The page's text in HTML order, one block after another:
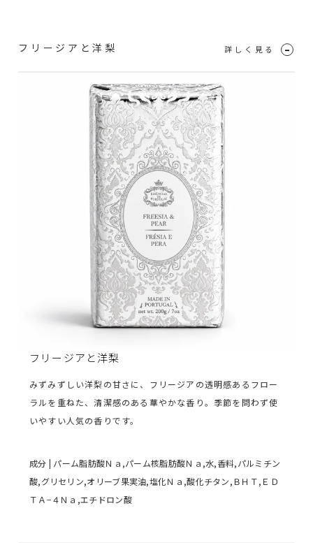
フリージアと洋梨
フリージアと洋梨
みずみずしい洋梨の甘さに、フリージアの透明感あるフロー
ラルを重ねた、清潔感のある華やかな香り。季節を問わず使
いやすい人気の香りです。
成分 | パーム脂肪酸Ｎａ,パーム核脂肪酸Ｎａ,水,香料,パルミチン
酸,グリセリン,オリーブ果実油,塩化Ｎａ,酸化チタン,ＢＨＴ,ＥＤ
ＴＡ−４Ｎａ,エチドロン酸